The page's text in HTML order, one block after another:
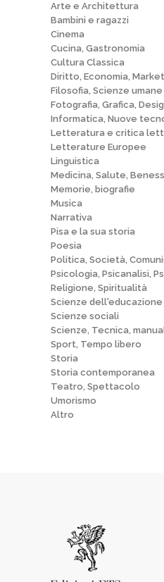
Arte e Architettura
Bambini e ragazzi
Cinema
Cucina, Gastronomia
Cultura Classica
Diritto, Economia,
Filosofia, Scienze umane
Fotografia, Grafica,
Informatica, Nuove
Letteratura e critica
Letterature Europee
Linguistica
Medicina, Salute,
Memorie, biografie
Musica
Narrativa
Pisa e la sua storia
Poesia
Politica, Società,
Psicologia, Psicanalisi,
Religione, Spiritualità
Scienze dell'educazione
Scienze sociali
Scienze, Tecnica,
Sport, Tempo libero
Storia
Storia contemporanea
Teatro, Spettacolo
Umorismo
Altro